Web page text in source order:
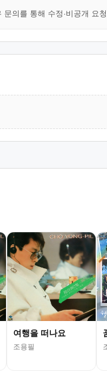
의를 통해 수정·비공개
여행을 떠나요
조용필